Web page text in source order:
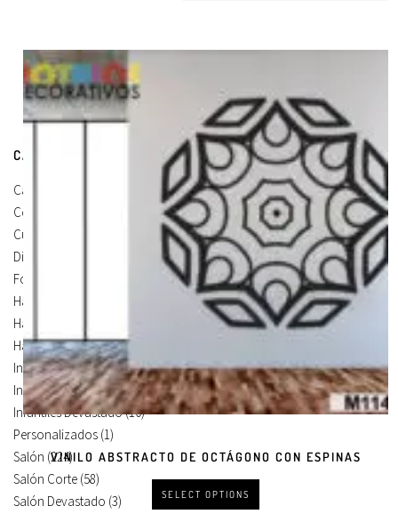
VINILO ABSTRACTO DE OCTÁGONO CON ESPINAS
SELECT OPTIONS
CATEGORÍAS DE PRODUCTOS
Carteles Para Puertas
Cocina
Cuadros en Vinilos
Diseños en Vinilo
Foto Lienzo
Habitación
Habitación Corte
Habitación Devastado
Infantiles(75)
Infantiles Corte(65)
Infantiles Devastado(10)
Personalizados (1)
Salón (224)
Salón Corte (58)
Salón Devastado (3)